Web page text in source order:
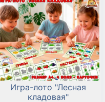
Игра-лото "Лесная
кладовая"